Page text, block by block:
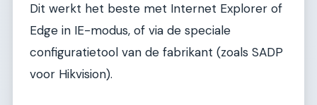
Dit werkt het beste met Internet Explorer of
Edge in IE-modus, of via de speciale
configuratietool van de fabrikant (zoals SADP
voor Hikvision).